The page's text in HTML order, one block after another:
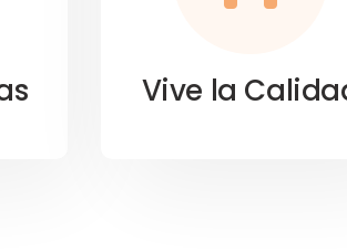
Vive la